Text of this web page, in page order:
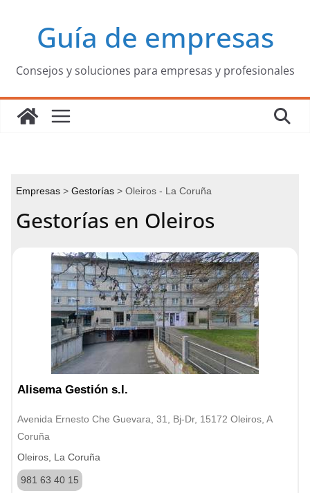
contenidoGuía de empresas
Consejos y soluciones para empresas y profesionales
Empresas Gestorías Oleiros - La Coruña
Gestorías en Oleiros
Alisema Gestión s.l.
Avenida Ernesto Che Guevara, 31, Bj-Dr, 15172 Oleiros, A
Coruña
Oleiros, La Coruña
981 63 40 15